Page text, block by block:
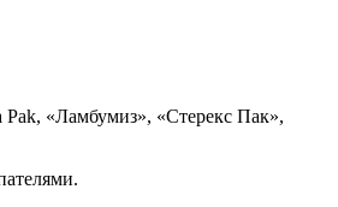
Pak, «Ламбумиз», «Стерекс Пак»,